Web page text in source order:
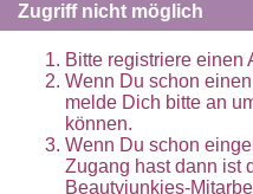
Zugriff nicht möglich
Bitte registriere einen
Wenn Du schon
melde Dich bitte an
können.
Wenn Du schon
Zugang hast dann ist
Beautyjunkies-